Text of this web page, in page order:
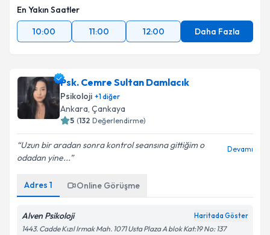
En Yakın Saatler
10:00
11:00 12:00 Daha Fazla
Psk. Cemre Sultan Damlacık
Psikoloji +1diğer
Ankara, Çankaya
5 (132 Değerlendirme)
Uzun bir aradan sonra kontrol seansına gittiğim o
odadan yine...
Devamı
Adres 1 Online Görüşme
Alven Psikoloji Haritada Göster
1443. Cadde Kızıl Irmak Mah. 1071 Usta Plaza A blok Kat:19 No: 137